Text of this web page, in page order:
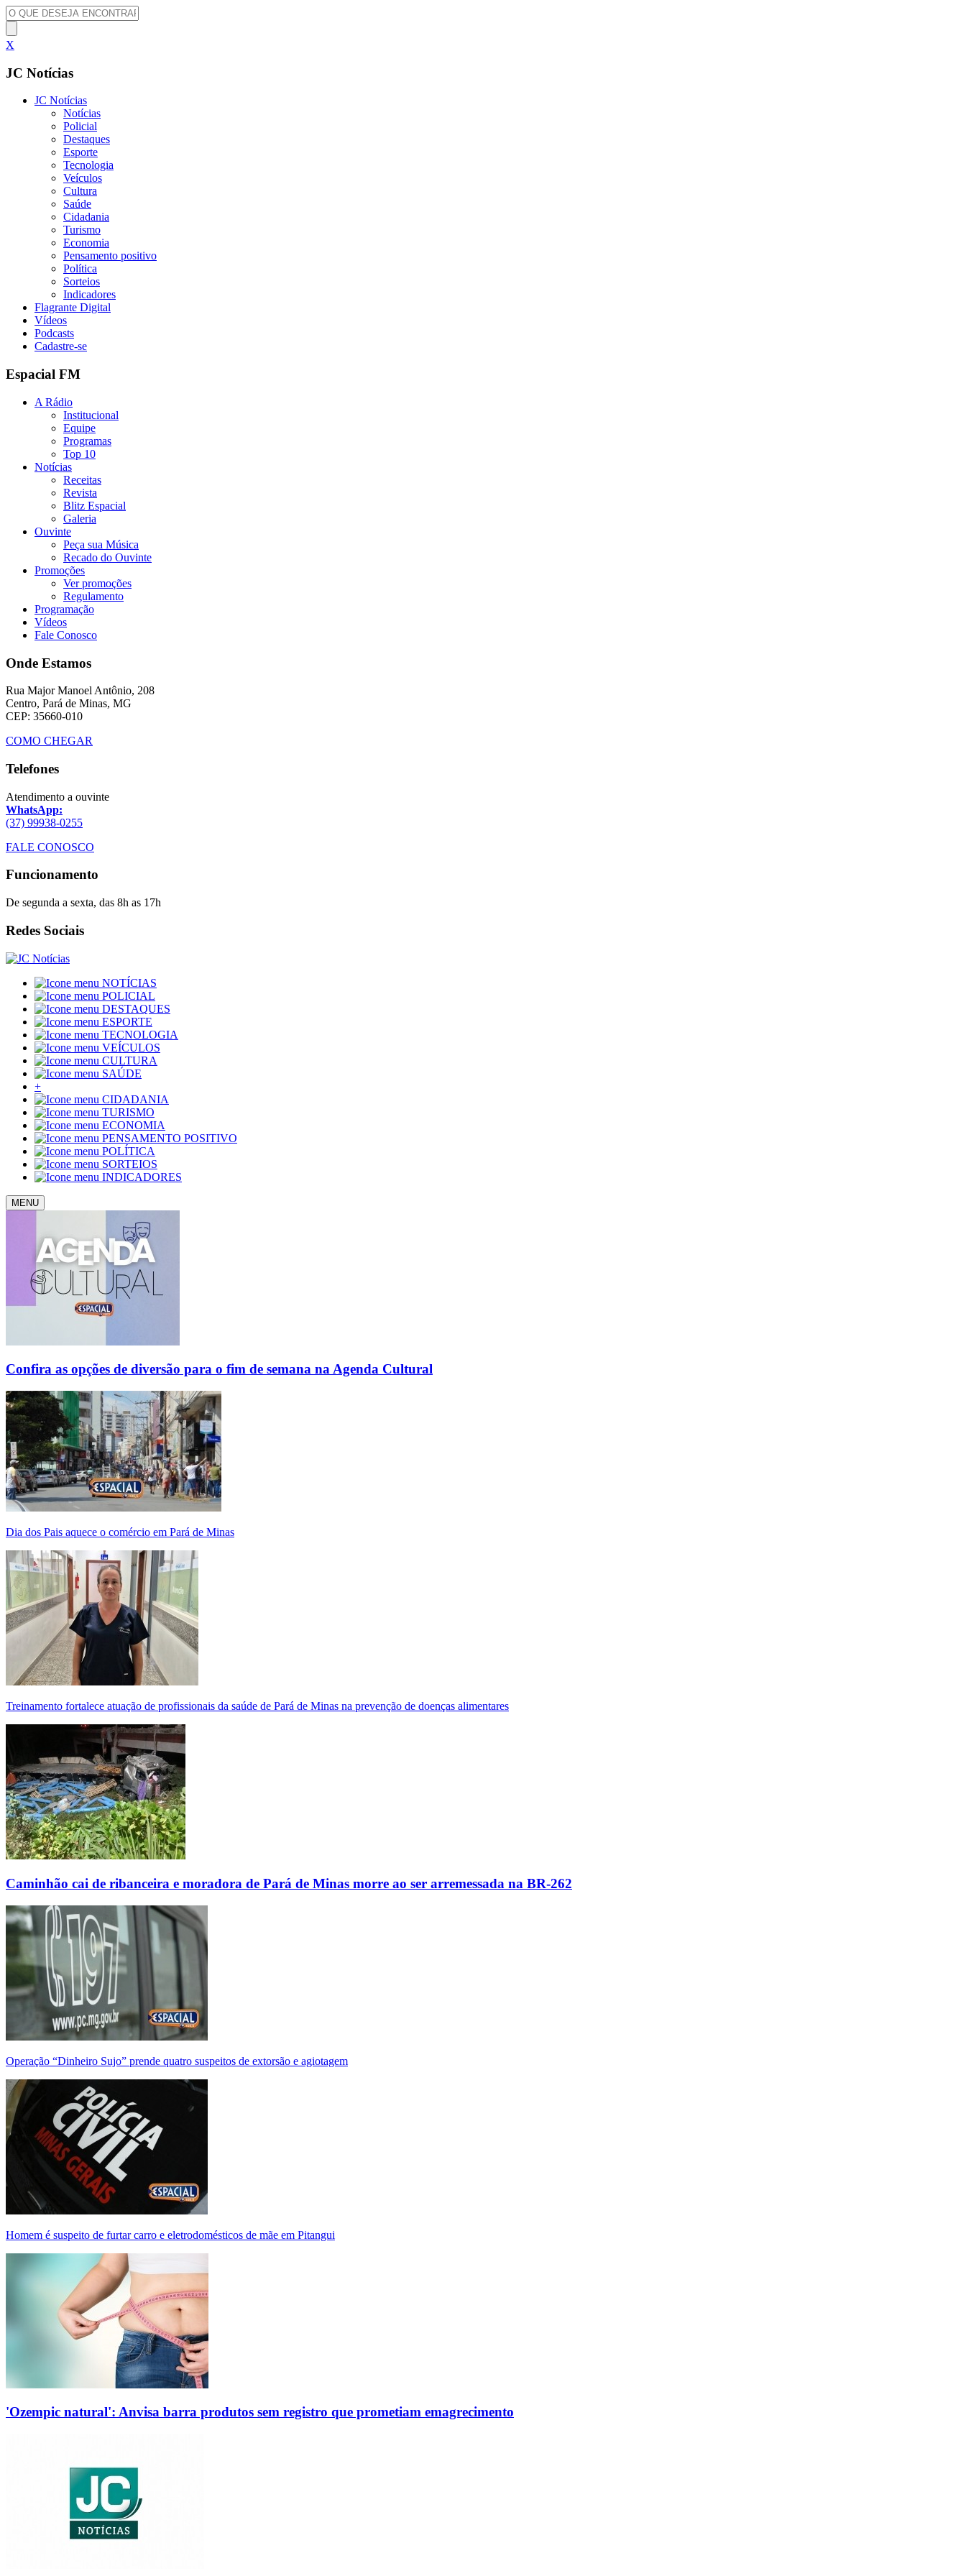
X
JC Notícias
JC Notícias
Notícias
Policial
Destaques
Esporte
Tecnologia
Veículos
Cultura
Saúde
Cidadania
Turismo
Economia
Pensamento positivo
Política
Sorteios
Indicadores
Flagrante Digital
Vídeos
Podcasts
Cadastre-se
Espacial FM
A Rádio
Institucional
Equipe
Programas
Top 10
Notícias
Receitas
Revista
Blitz Espacial
Galeria
Ouvinte
Peça sua Música
Recado do Ouvinte
Promoções
Ver promoções
Regulamento
Programação
Vídeos
Fale Conosco
Onde Estamos
Rua Major Manoel Antônio, 208
Centro, Pará de Minas, MG
CEP: 35660-010
COMO CHEGAR
Telefones
Atendimento a ouvinte
WhatsApp:
(37) 99938-0255
FALE CONOSCO
Funcionamento
De segunda a sexta, das 8h as 17h
Redes Sociais
NOTÍCIAS
POLICIAL
DESTAQUES
ESPORTE
TECNOLOGIA
VEÍCULOS
CULTURA
SAÚDE
+
CIDADANIA
TURISMO
ECONOMIA
PENSAMENTO POSITIVO
POLÍTICA
SORTEIOS
INDICADORES
MENU
Confira as opções de diversão para o fim de semana na Agenda Cultural
Dia dos Pais aquece o comércio em Pará de Minas
Treinamento fortalece atuação de profissionais da saúde de Pará de Minas na prevenção de doenças alimentares
Caminhão cai de ribanceira e moradora de Pará de Minas morre ao ser arremessada na BR-262
Operação “Dinheiro Sujo” prende quatro suspeitos de extorsão e agiotagem
Homem é suspeito de furtar carro e eletrodomésticos de mãe em Pitangui
'Ozempic natural': Anvisa barra produtos sem registro que prometiam emagrecimento